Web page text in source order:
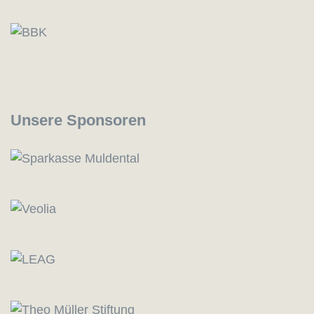
Unsere Sponsoren